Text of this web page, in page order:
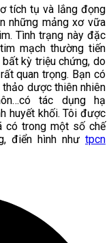
tích tụ và lắng đọng
những mảng xơ vữa
Tình trạng này đặc
mạch thường tiến
kỳ triệu chứng, do
quan trọng. Bạn có
dược thiên nhiên
tác dụng hạ
huyết khối. Tôi được
có trong một số chế
điển hình như tpcn